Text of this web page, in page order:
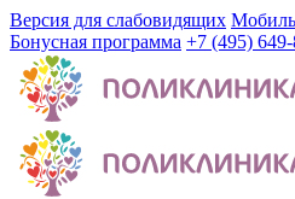
Версия для слабовидящих
Бонусная программа +7 (495)